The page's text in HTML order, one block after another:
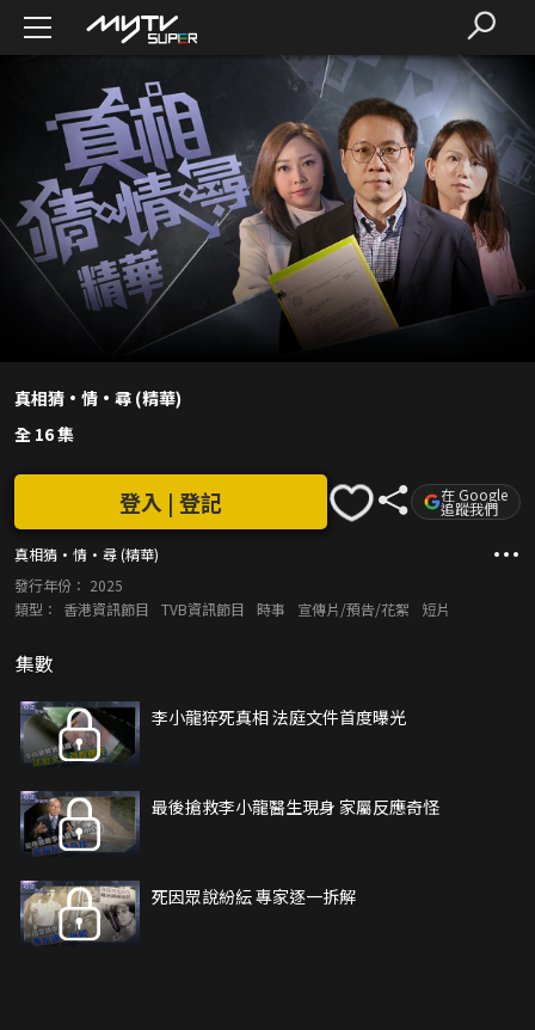
真相猜·情·尋 (精華)
全 16 集
真相猜·情·尋 (精華)
登入 | 登記 在 Google
追蹤我們
發行年份： 2025
類型：
香港資訊節目 TVB資訊節目 時事 宣傳片/預告/花絮 短片
集數
李小龍猝死真相 法庭文件首度曝光
最後搶救李小龍醫生現身 家屬反應奇怪
死因眾說紛紜 專家逐一拆解